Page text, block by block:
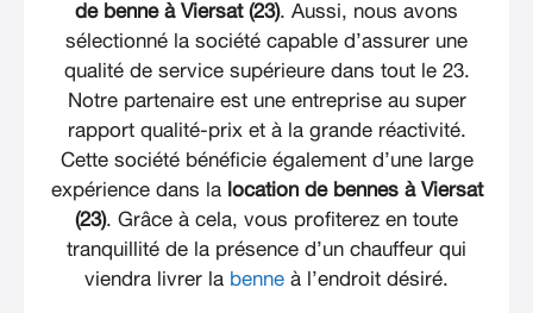
de benne à Viersat (23). Aussi, nous avons
sélectionné la société capable d’assurer une
qualité de service supérieure dans tout le 23.
Notre partenaire est une entreprise au super
rapport qualité-prix et à la grande réactivité.
Cette société bénéficie également d’une large
expérience dans la location de bennes à Viersat
(23). Grâce à cela, vous profiterez en toute
tranquillité de la présence d’un chauffeur qui
viendra livrer la benne à l’endroit désiré.